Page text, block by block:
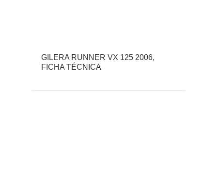
GILERA RUNNER VX 125 2006,
FICHA TÉCNICA